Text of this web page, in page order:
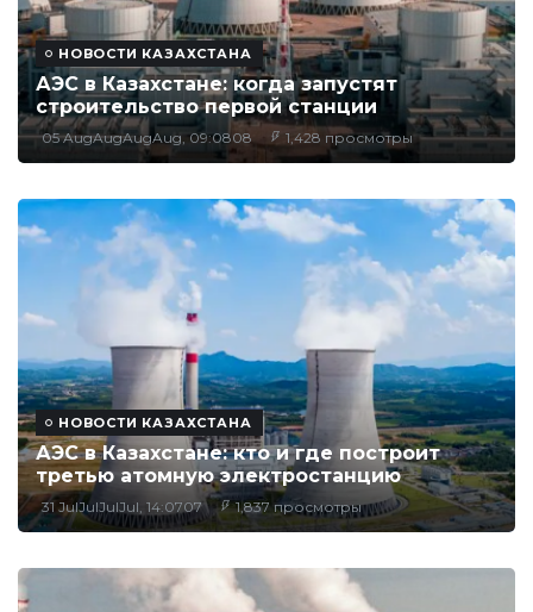
НОВОСТИ КАЗАХСТАНА
АЭС в Казахстане: когда запустят
строительство первой станции
05 AugAugAugAug, 09:0808 1,428 просмотры
НОВОСТИ КАЗАХСТАНА
АЭС в Казахстане: кто и где построит
третью атомную электростанцию
31 JulJulJulJul, 14:0707 1,837 просмотры